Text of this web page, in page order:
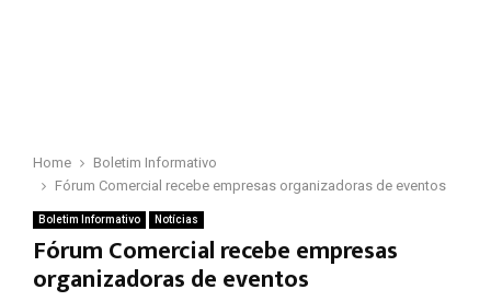
Home
Boletim Informativo
Fórum Comercial recebe empresas organizadoras de eventos
Boletim Informativo Notícias
Fórum Comercial recebe empresas
organizadoras de eventos